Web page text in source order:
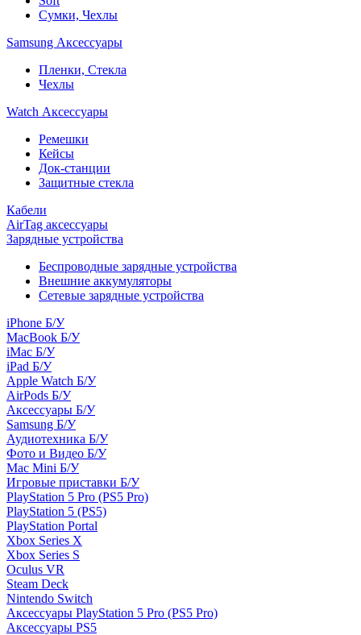
Сумки, Чехлы
Samsung Аксессуары
Пленки, Стекла
Чехлы
Watch Аксессуары
Ремешки
Кейсы
Док-станции
Защитные стекла
Кабели
AirTag аксессуары
Зарядные устройства
Беспроводные зарядные устройства
Внешние аккумуляторы
Сетевые зарядные устройства
iPhone Б/У
MacBook Б/У
iMac Б/У
iPad Б/У
Apple Watch Б/У
AirPods Б/У
Аксессуары Б/У
Samsung Б/У
Аудиотехника Б/У
Фото и Видео Б/У
Mac Mini Б/У
Игровые приставки Б/У
PlayStation 5 Pro (PS5 Pro)
PlayStation 5 (PS5)
PlayStation Portal
Xbox Series X
Xbox Series S
Oculus VR
Steam Deck
Nintendo Switch
Аксессуары PlayStation 5 Pro (PS5 Pro)
Аксессуары PS5